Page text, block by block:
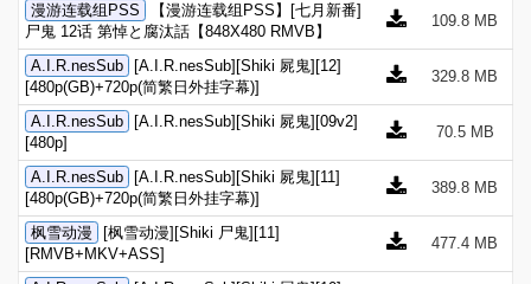
漫游连载组PSS
【漫游连载组PSS】[七月新番]
尸鬼 12话 第悼と腐汰話【848X480 RMVB】
109.8 MB
A.I.R.nesSub
[A.I.R.nesSub][Shiki 屍鬼][12]
[480p(GB)+720p(简繁日外挂字幕)]
329.8 MB
A.I.R.nesSub
[A.I.R.nesSub][Shiki 屍鬼][09v2]
[480p]
70.5 MB
A.I.R.nesSub
[A.I.R.nesSub][Shiki 屍鬼][11]
[480p(GB)+720p(简繁日外挂字幕)]
389.8 MB
枫雪动漫
[枫雪动漫][Shiki 尸鬼][11]
[RMVB+MKV+ASS]
477.4 MB